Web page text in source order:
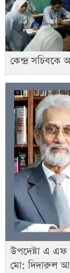
কেন্দ্র সচিবকে
উপদেষ্টা এ
মো: দিদারুল